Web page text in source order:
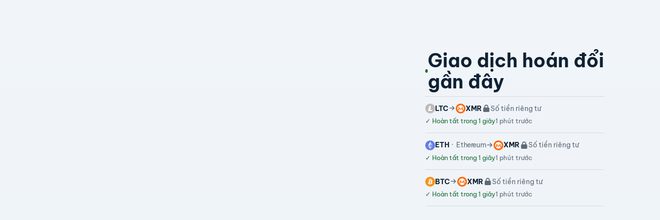
Giao dịch hoán đổi
gần đây
LTC XMR Số tiền riêng tư
✓ Hoàn tất trong 1 giây1 phút trước
ETH Ethereum XMR Số tiền riêng tư
✓ Hoàn tất trong 1 giây1 phút trước
BTC XMR Số tiền riêng tư
✓ Hoàn tất trong 1 giây1 phút trước